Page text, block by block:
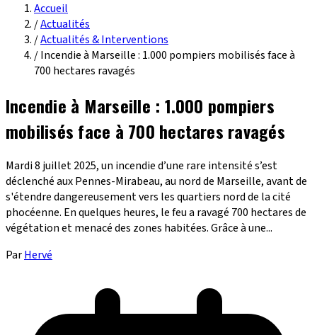
Accueil
/Actualités
/Actualités & Interventions
/Incendie à Marseille : 1.000 pompiers mobilisés face à
700 hectares ravagés
Incendie à Marseille : 1.000 pompiers
mobilisés face à 700 hectares ravagés
Mardi 8 juillet 2025, un incendie d’une rare intensité s’est
déclenché aux Pennes-Mirabeau, au nord de Marseille, avant de
s'étendre dangereusement vers les quartiers nord de la cité
phocéenne. En quelques heures, le feu a ravagé 700 hectares de
végétation et menacé des zones habitées. Grâce à une...
ParHervé